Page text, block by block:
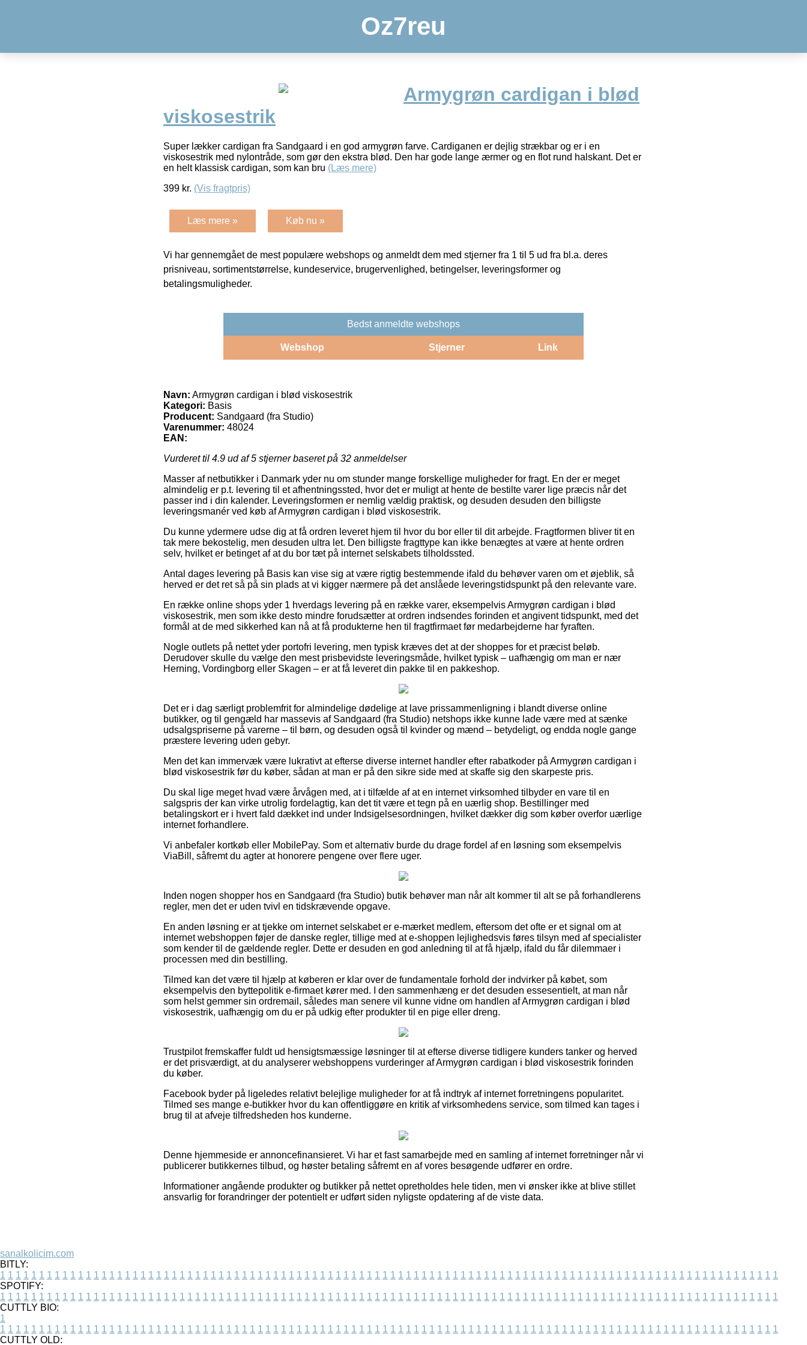
Oz7reu
Armygrøn cardigan i blød
viskosestrik
Super lækker cardigan fra Sandgaard i en god armygrøn farve. Cardiganen er dejlig strækbar og er i en
viskosestrik med nylontråde, som gør den ekstra blød. Den har gode lange ærmer og en flot rund halskant. Det er
en helt klassisk cardigan, som kan bru (Læs mere)
399 kr. (Vis fragtpris)
Læs mere » Køb nu »
Vi har gennemgået de mest populære webshops og anmeldt dem med stjerner fra 1 til 5 ud fra bl.a. deres
prisniveau, sortimentstørrelse, kundeservice, brugervenlighed, betingelser, leveringsformer og
betalingsmuligheder.
Bedst anmeldte webshops
Webshop Stjerner Link
Navn: Armygrøn cardigan i blød viskosestrik
Kategori: Basis
Producent: Sandgaard (fra Studio)
Varenummer: 48024
EAN:
Vurderet til 4.9 ud af 5 stjerner baseret på 32 anmeldelser
Masser af netbutikker i Danmark yder nu om stunder mange forskellige muligheder for fragt. En der er meget
almindelig er p.t. levering til et afhentningssted, hvor det er muligt at hente de bestilte varer lige præcis når det
passer ind i din kalender. Leveringsformen er nemlig vældig praktisk, og desuden desuden den billigste
leveringsmanér ved køb af Armygrøn cardigan i blød viskosestrik.
Du kunne ydermere udse dig at få ordren leveret hjem til hvor du bor eller til dit arbejde. Fragtformen bliver tit en
tak mere bekostelig, men desuden ultra let. Den billigste fragttype kan ikke benægtes at være at hente ordren
selv, hvilket er betinget af at du bor tæt på internet selskabets tilholdssted.
Antal dages levering på Basis kan vise sig at være rigtig bestemmende ifald du behøver varen om et øjeblik, så
herved er det ret så på sin plads at vi kigger nærmere på det anslåede leveringstidspunkt på den relevante vare.
En række online shops yder 1 hverdags levering på en række varer, eksempelvis Armygrøn cardigan i blød
viskosestrik, men som ikke desto mindre forudsætter at ordren indsendes forinden et angivent tidspunkt, med det
formål at de med sikkerhed kan nå at få produkterne hen til fragtfirmaet før medarbejderne har fyraften.
Nogle outlets på nettet yder portofri levering, men typisk kræves det at der shoppes for et præcist beløb.
Derudover skulle du vælge den mest prisbevidste leveringsmåde, hvilket typisk – uafhængig om man er nær
Herning, Vordingborg eller Skagen – er at få leveret din pakke til en pakkeshop.
Det er i dag særligt problemfrit for almindelige dødelige at lave prissammenligning i blandt diverse online
butikker, og til gengæld har massevis af Sandgaard (fra Studio) netshops ikke kunne lade være med at sænke
udsalgspriserne på varerne – til børn, og desuden også til kvinder og mænd – betydeligt, og endda nogle gange
præstere levering uden gebyr.
Men det kan immervæk være lukrativt at efterse diverse internet handler efter rabatkoder på Armygrøn cardigan i
blød viskosestrik før du køber, sådan at man er på den sikre side med at skaffe sig den skarpeste pris.
Du skal lige meget hvad være årvågen med, at i tilfælde af at en internet virksomhed tilbyder en vare til en
salgspris der kan virke utrolig fordelagtig, kan det tit være et tegn på en uærlig shop. Bestillinger med
betalingskort er i hvert fald dækket ind under Indsigelsesordningen, hvilket dækker dig som køber overfor uærlige
internet forhandlere.
Vi anbefaler kortkøb eller MobilePay. Som et alternativ burde du drage fordel af en løsning som eksempelvis
ViaBill, såfremt du agter at honorere pengene over flere uger.
Inden nogen shopper hos en Sandgaard (fra Studio) butik behøver man når alt kommer til alt se på forhandlerens
regler, men det er uden tvivl en tidskrævende opgave.
En anden løsning er at tjekke om internet selskabet er e-mærket medlem, eftersom det ofte er et signal om at
internet webshoppen føjer de danske regler, tillige med at e-shoppen lejlighedsvis føres tilsyn med af specialister
som kender til de gældende regler. Dette er desuden en god anledning til at få hjælp, ifald du får dilemmaer i
processen med din bestilling.
Tilmed kan det være til hjælp at køberen er klar over de fundamentale forhold der indvirker på købet, som
eksempelvis den byttepolitik e-firmaet kører med. I den sammenhæng er det desuden essesentielt, at man når
som helst gemmer sin ordremail, således man senere vil kunne vidne om handlen af Armygrøn cardigan i blød
viskosestrik, uafhængig om du er på udkig efter produkter til en pige eller dreng.
Trustpilot fremskaffer fuldt ud hensigtsmæssige løsninger til at efterse diverse tidligere kunders tanker og herved
er det prisværdigt, at du analyserer webshoppens vurderinger af Armygrøn cardigan i blød viskosestrik forinden
du køber.
Facebook byder på ligeledes relativt belejlige muligheder for at få indtryk af internet forretningens popularitet.
Tilmed ses mange e-butikker hvor du kan offentliggøre en kritik af virksomhedens service, som tilmed kan tages i
brug til at afveje tilfredsheden hos kunderne.
Denne hjemmeside er annoncefinansieret. Vi har et fast samarbejde med en samling af internet forretninger når vi
publicerer butikkernes tilbud, og høster betaling såfremt en af vores besøgende udfører en ordre.
Informationer angående produkter og butikker på nettet opretholdes hele tiden, men vi ønsker ikke at blive stillet
ansvarlig for forandringer der potentielt er udført siden nyligste opdatering af de viste data.
sanalkolicim.com
BITLY:
1 1 1 1 1 1 1 1 1 1 1 1 1 1 1 1 1 1 1 1 1 1 1 1 1 1 1 1 1 1 1 1 1 1 1 1 1 1 1 1 1 1 1 1 1 1 1 1 1 1 1 1 1 1 1 1 1 1 1 1 1 1 1 1 1 1 1 1 1 1 1 1 1 1 1 1 1 1 1 1 1 1 1 1 1 1 1 1 1 1 1 1 1 1 1 1 1 1 1 1
SPOTIFY:
1 1 1 1 1 1 1 1 1 1 1 1 1 1 1 1 1 1 1 1 1 1 1 1 1 1 1 1 1 1 1 1 1 1 1 1 1 1 1 1 1 1 1 1 1 1 1 1 1 1 1 1 1 1 1 1 1 1 1 1 1 1 1 1 1 1 1 1 1 1 1 1 1 1 1 1 1 1 1 1 1 1 1 1 1 1 1 1 1 1 1 1 1 1 1 1 1 1 1 1
CUTTLY BIO:
1
1 1 1 1 1 1 1 1 1 1 1 1 1 1 1 1 1 1 1 1 1 1 1 1 1 1 1 1 1 1 1 1 1 1 1 1 1 1 1 1 1 1 1 1 1 1 1 1 1 1 1 1 1 1 1 1 1 1 1 1 1 1 1 1 1 1 1 1 1 1 1 1 1 1 1 1 1 1 1 1 1 1 1 1 1 1 1 1 1 1 1 1 1 1 1 1 1 1 1 1
CUTTLY OLD: